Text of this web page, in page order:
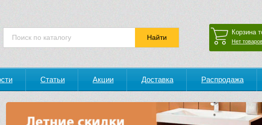
Корзина
Нет
Статьи Акции Доставка Распродажа